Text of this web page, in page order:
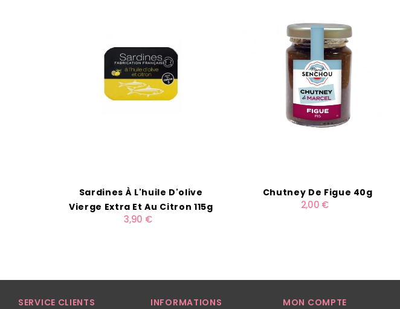
Sardines À L'huile D'olive
Vierge Extra Et Au Citron 115g
3,90 €
Chutney De Figue 40g
2,00 €
SERVICE CLIENTS INFORMATIONS MON COMPTE